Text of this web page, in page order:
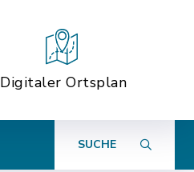
Digitaler Ortsplan
SUCHE